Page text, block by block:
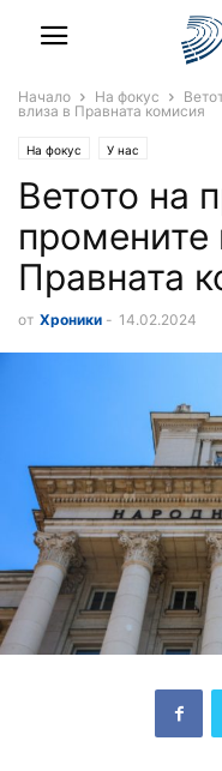
Начало На фокус
влиза в Правната комисия
На фокус У нас
Ветото на
Правната
от Хроники - 14.02.2024